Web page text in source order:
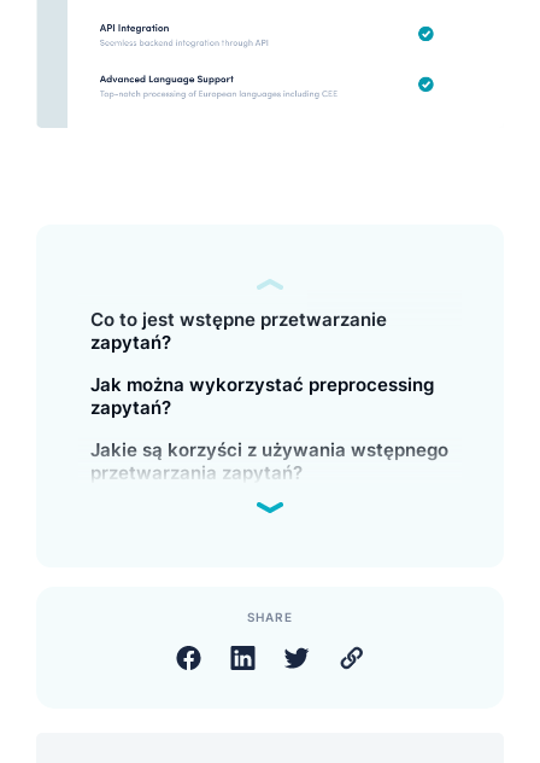
Co to jest wstępne przetwarzanie
zapytań?
Jak można wykorzystać preprocessing
zapytań?
Jakie są korzyści z używania wstępnego
przetwarzania zapytań?
SHARE